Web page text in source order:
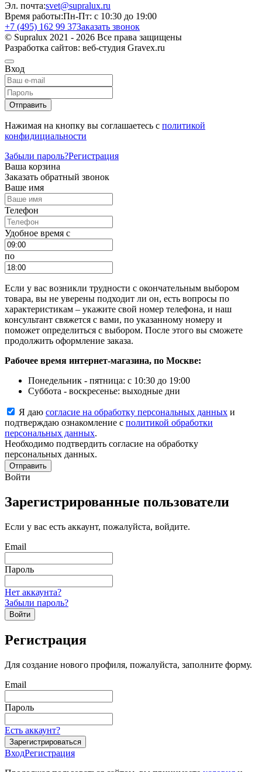
Эл. почта:svet@supralux.ru
Время работы:Пн-Пт: с 10:30 до 19:00
+7 (495) 162 99 37Заказать звонок
© Supralux 2021 - 2026 Все права защищены
Разработка сайтов: веб-студия Gravex.ru
Вход
Отправить
Нажимая на кнопку вы соглашаетесь с политикой
конфидициальности
Забыли пароль?Регистрация
Ваша корзина
Заказать обратный звонок
Ваше имя
Телефон
Удобное время c
по
Если у вас возникли трудности с окончательным выбором
товара, вы не уверены подходит ли он, есть вопросы по
характеристикам – укажите свой номер телефона, и наш
консультант свяжется с вами, по указанному номеру и
поможет определиться с выбором. После этого вы сможете
продолжить оформление заказа.
Рабочее время интернет-магазина, по Москве:
Понедельник - пятница: с 10:30 до 19:00
Суббота - воскресенье: выходные дни
Я даю согласие на обработку персональных данных и
подтверждаю ознакомление с политикой обработки
персональных данных.
Необходимо подтвердить согласие на обработку
персональных данных.
Отправить
Войти
Зарегистрированные пользователи
Если у вас есть аккаунт, пожалуйста, войдите.
Email
Пароль
Нет аккаунта?
Забыли пароль?
Войти
Регистрация
Для создание нового профиля, пожалуйста, заполните форму.
Email
Пароль
Есть аккаунт?
Зарегистрироваться
ВходРегистрация